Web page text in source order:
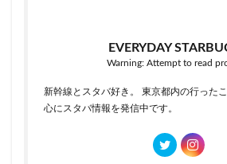
EVERYDAY
Warning: Attempt to read
新幹線とスタバ好き。 東京都内の行った
心にスタバ情報を発信中です。